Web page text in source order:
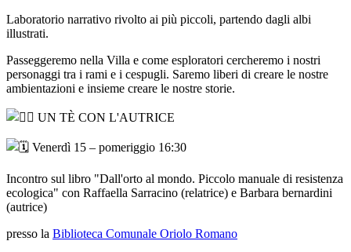
Laboratorio narrativo rivolto ai più piccoli, partendo dagli albi
illustrati.
Passeggeremo nella Villa e come esploratori cercheremo i nostri
personaggi tra i rami e i cespugli. Saremo liberi di creare le nostre
ambientazioni e insieme creare le nostre storie.
UN TÈ CON L'AUTRICE
Venerdì 15 – pomeriggio 16:30
Incontro sul libro "Dall'orto al mondo. Piccolo manuale di resistenza
ecologica" con Raffaella Sarracino (relatrice) e Barbara bernardini
(autrice)
presso la Biblioteca Comunale Oriolo Romano